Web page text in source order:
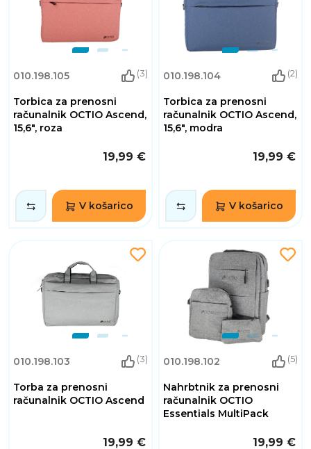
010.198.105 (3)
Torbica za prenosni
računalnik OCTIO Ascend,
15,6", roza
19,99 €
V košarico
010.198.104 (2)
Torbica za prenosni
računalnik OCTIO Ascend,
15,6", modra
19,99 €
V košarico
010.198.103 (3)
Torba za prenosni
računalnik OCTIO Ascend
19,99 €
010.198.102 (5)
Nahrbtnik za prenosni
računalnik OCTIO
Essentials MultiPack
19,99 €